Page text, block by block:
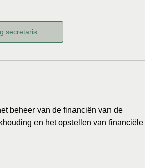
secretaris
beheer van de financiën van de
en het opstellen van financiële